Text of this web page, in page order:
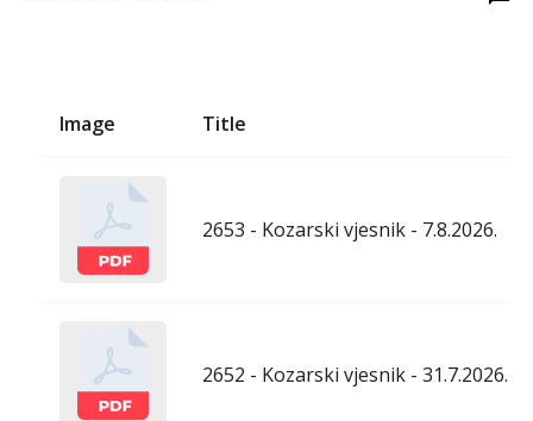
Image Title
2653 - Kozarski vjesnik - 7.8.2026.
2652 - Kozarski vjesnik - 31.7.2026.